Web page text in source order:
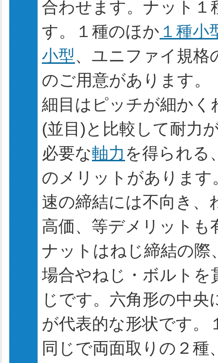
合わせます。ナット１
す。１種のほか １種小
小型、ユニファイ規格
のご用意があります。
細目はピッチが細かく
(並目)と比較して耐力
必要な軸力 を得られる
のメリットがありま
速の締結には不向き、
高価、等デメリットも
ナットはねじ締結の
場合やねじ・ボルトを
じです。六角形の中
が代表的な形状です。
同じで両面取りの２種